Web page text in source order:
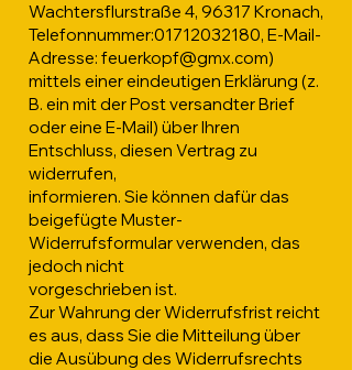
Wachtersflurstraße 4, 96317 Kronach,
Telefonnummer:01712032180, E-Mail-
Adresse: feuerkopf@gmx.com)
mittels einer eindeutigen Erklärung (z.
B. ein mit der Post versandter Brief
oder eine E-Mail) über Ihren
Entschluss, diesen Vertrag zu
widerrufen,
informieren. Sie können dafür das
beigefügte Muster-
Widerrufsformular verwenden, das
jedoch nicht
vorgeschrieben ist.
Zur Wahrung der Widerrufsfrist reicht
es aus, dass Sie die Mitteilung über
die Ausübung des Widerrufsrechts